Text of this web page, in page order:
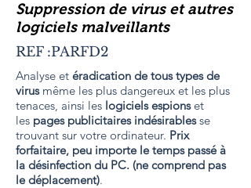
Suppression de virus et autres
logiciels malveillants
REF :PARFD2
Analyse et éradication de tous types de
virusmême les plus dangereux et les plus
tenaces, ainsi les logiciels espionset
les pages publicitaires indésirablesse
trouvant sur votre ordinateur. Prix
forfaitaire, peu importe le temps passé à
la désinfection du PC. (ne comprend pas
le déplacement).